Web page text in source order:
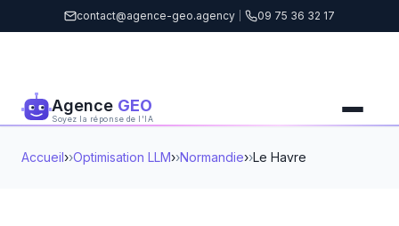
contact@agence-geo.agency 09 75 36 32 17
Agence GEO
Soyez la réponse de l'IA
Accueil› Optimisation LLM› Normandie› Le Havre